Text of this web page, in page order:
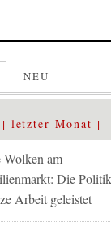
NEU
letzter Monat
am
Die Politik
Arbeit geleistet